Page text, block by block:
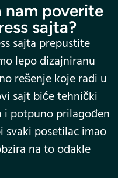
nam poverite
sajta?
sajta prepustite
lepo dizajniranu
rešenje koje radi u
sajt biće tehnički
potpuno prilagođen
posetilac imao
na to odakle